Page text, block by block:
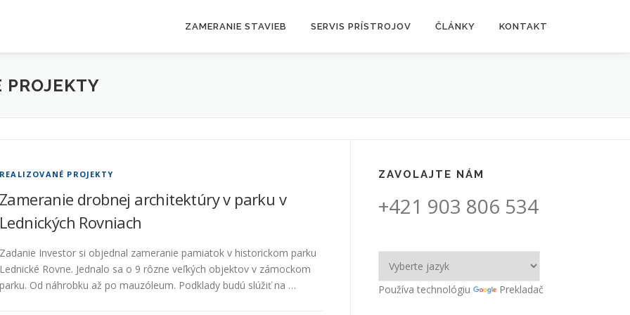
ZAMERANIE STAVIEB SERVIS PRÍSTROJOV ČLÁNKY KONTAKT
PROJEKTY
REALIZOVANÉ PROJEKTY
Zameranie drobnej architektúry v parku v
Lednických Rovniach
Zadanie Investor si objednal zameranie pamiatok v historickom parku
Lednické Rovne. Jednalo sa o 9 rôzne veľkých objektov v zámockom
parku. Od náhrobku až po mauzóleum. Podklady budú slúžiť na …
ZAVOLAJTE NÁM
+421 903 806 534
Používa technológiu Prekladač